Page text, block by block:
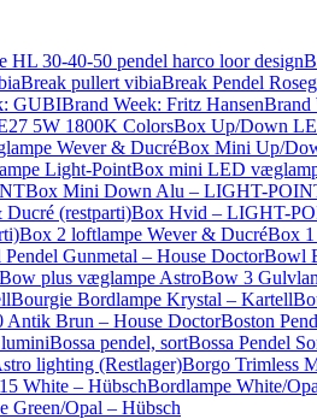
HL 30-40-50 pendel harco loor design
Break pullert vibiaBreak Pendel
GUBIBrand Week: Fritz HansenBrand
5W 1800K ColorsBox Up/Down
Wever & DucréBox Mini Up/
Light-PointBox mini LED
Box Mini Down Alu – LIGHT-
(restparti)Box Hvid – LIGHT-
Box 2 loftlampe Wever & DucréBox 1
Gunmetal – House DoctorBowl
Bow plus væglampe AstroBow 3
Bourgie Bordlampe Krystal – Kartell
Antik Brun – House DoctorBoston
Bossa pendel, sortBossa Pendel
lighting (Restlager)Borgo Trimless
White – HübschBordlampe White/
Green/Opal – Hübsch